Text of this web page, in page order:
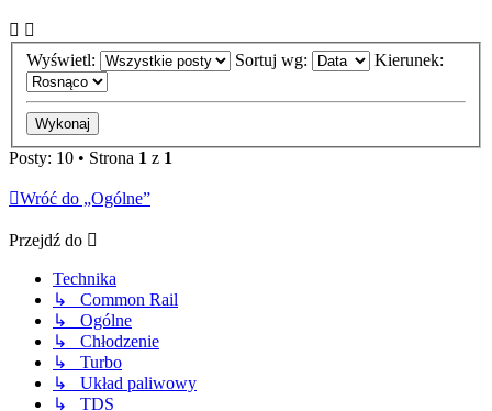
Wyświetl: Sortuj wg: Kierunek:
Posty: 10 • Strona 1 z 1
Wróć do „Ogólne”
Przejdź do
Technika
↳ Common Rail
↳ Ogólne
↳ Chłodzenie
↳ Turbo
↳ Układ paliwowy
↳ TDS